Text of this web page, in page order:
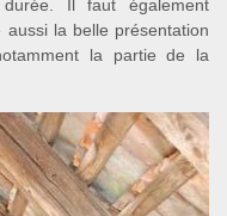
Il faut également
aussi la belle présentation
la partie de la